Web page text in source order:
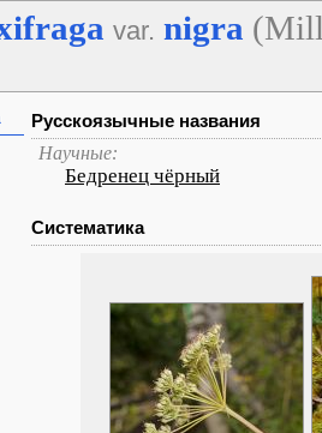
var. nigra
Русскоязычные названия
Научные:
Бедренец чёрный
Систематика